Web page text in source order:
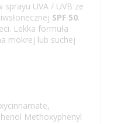
UVA / UVB ze
SPF 50.
Lekka formuła
mokrej lub suchej
Methoxyphenyl